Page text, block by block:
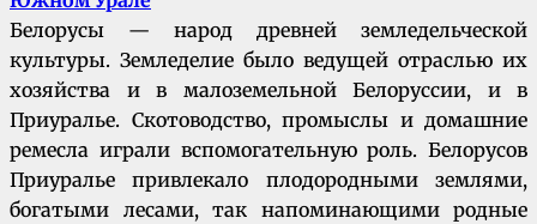
Белорусы — народ древней земледельческой
культуры. Земледелие было ведущей отраслью их
хозяйства и в малоземельной Белоруссии, и в
Приуралье. Скотоводство, промыслы и домашние
ремесла играли вспомогательную роль. Белорусов
Приуралье привлекало плодородными землями,
богатыми лесами, так напоминающими родные